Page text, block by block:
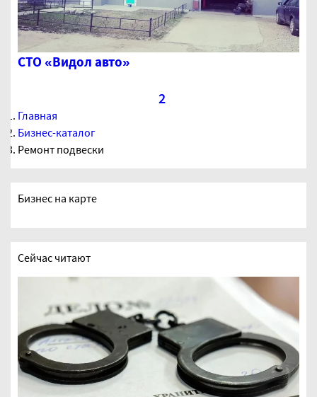
СТО «Видол авто»
2
Главная
Бизнес-каталог
Ремонт подвески
Бизнес на карте
Сейчас читают